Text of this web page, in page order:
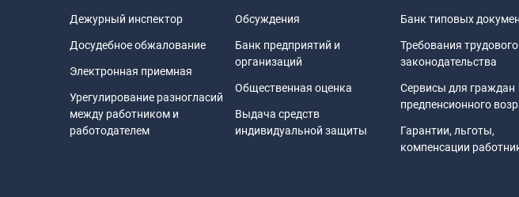
Дежурный инспектор
Досудебное обжалование
Электронная приемная
Урегулирование разногласий
между работником и
работодателем
Обсуждения
Банк предприятий и
организаций
Общественная оценка
Выдача средств
индивидуальной защиты
Банк типовых
Требования трудового
законодательства
Сервисы для граждан
предпенсионного
Гарантии, льготы,
компенсации